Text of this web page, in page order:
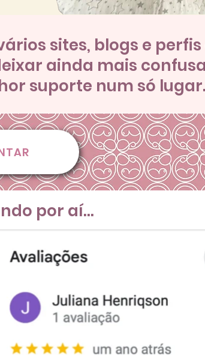
sites, blogs e
ainda mais
suporte num só lugar.
por aí...